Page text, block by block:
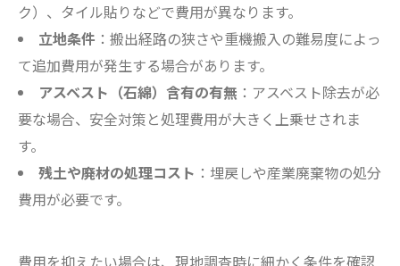
ク）、タイル貼りなどで費用が異なります。
立地条件 ：搬出経路の狭さや重機搬入の難易度によっ
て追加費用が発生する場合があります。
アスベスト（石綿）含有の有無 ：アスベスト除去が必
要な場合、安全対策と処理費用が大きく上乗せされま
す。
残土や廃材の処理コスト ：埋戻しや産業廃棄物の処分
費用が必要です。